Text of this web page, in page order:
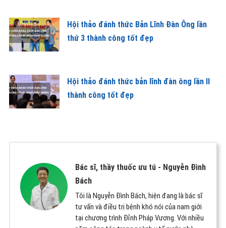
Hội thảo đánh thức Bản Lĩnh Đàn Ông lần
thứ 3 thành công tốt đẹp
Hội thảo đánh thức bản lĩnh đàn ông lần II
thành công tốt đẹp
Bác sĩ, thầy thuốc ưu tú - Nguyễn Đình
Bách
Tôi là Nguyễn Đình Bách, hiện đang là bác sĩ
tư vấn và điều trị bệnh khó nói của nam giới
tại chương trình Đỉnh Pháp Vương. Với nhiều